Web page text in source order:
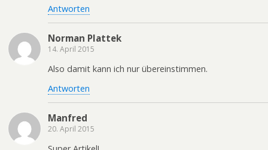
Antworten
Norman Plattek
14. April 2015
Also damit kann ich nur übereinstimmen.
Antworten
Manfred
20. April 2015